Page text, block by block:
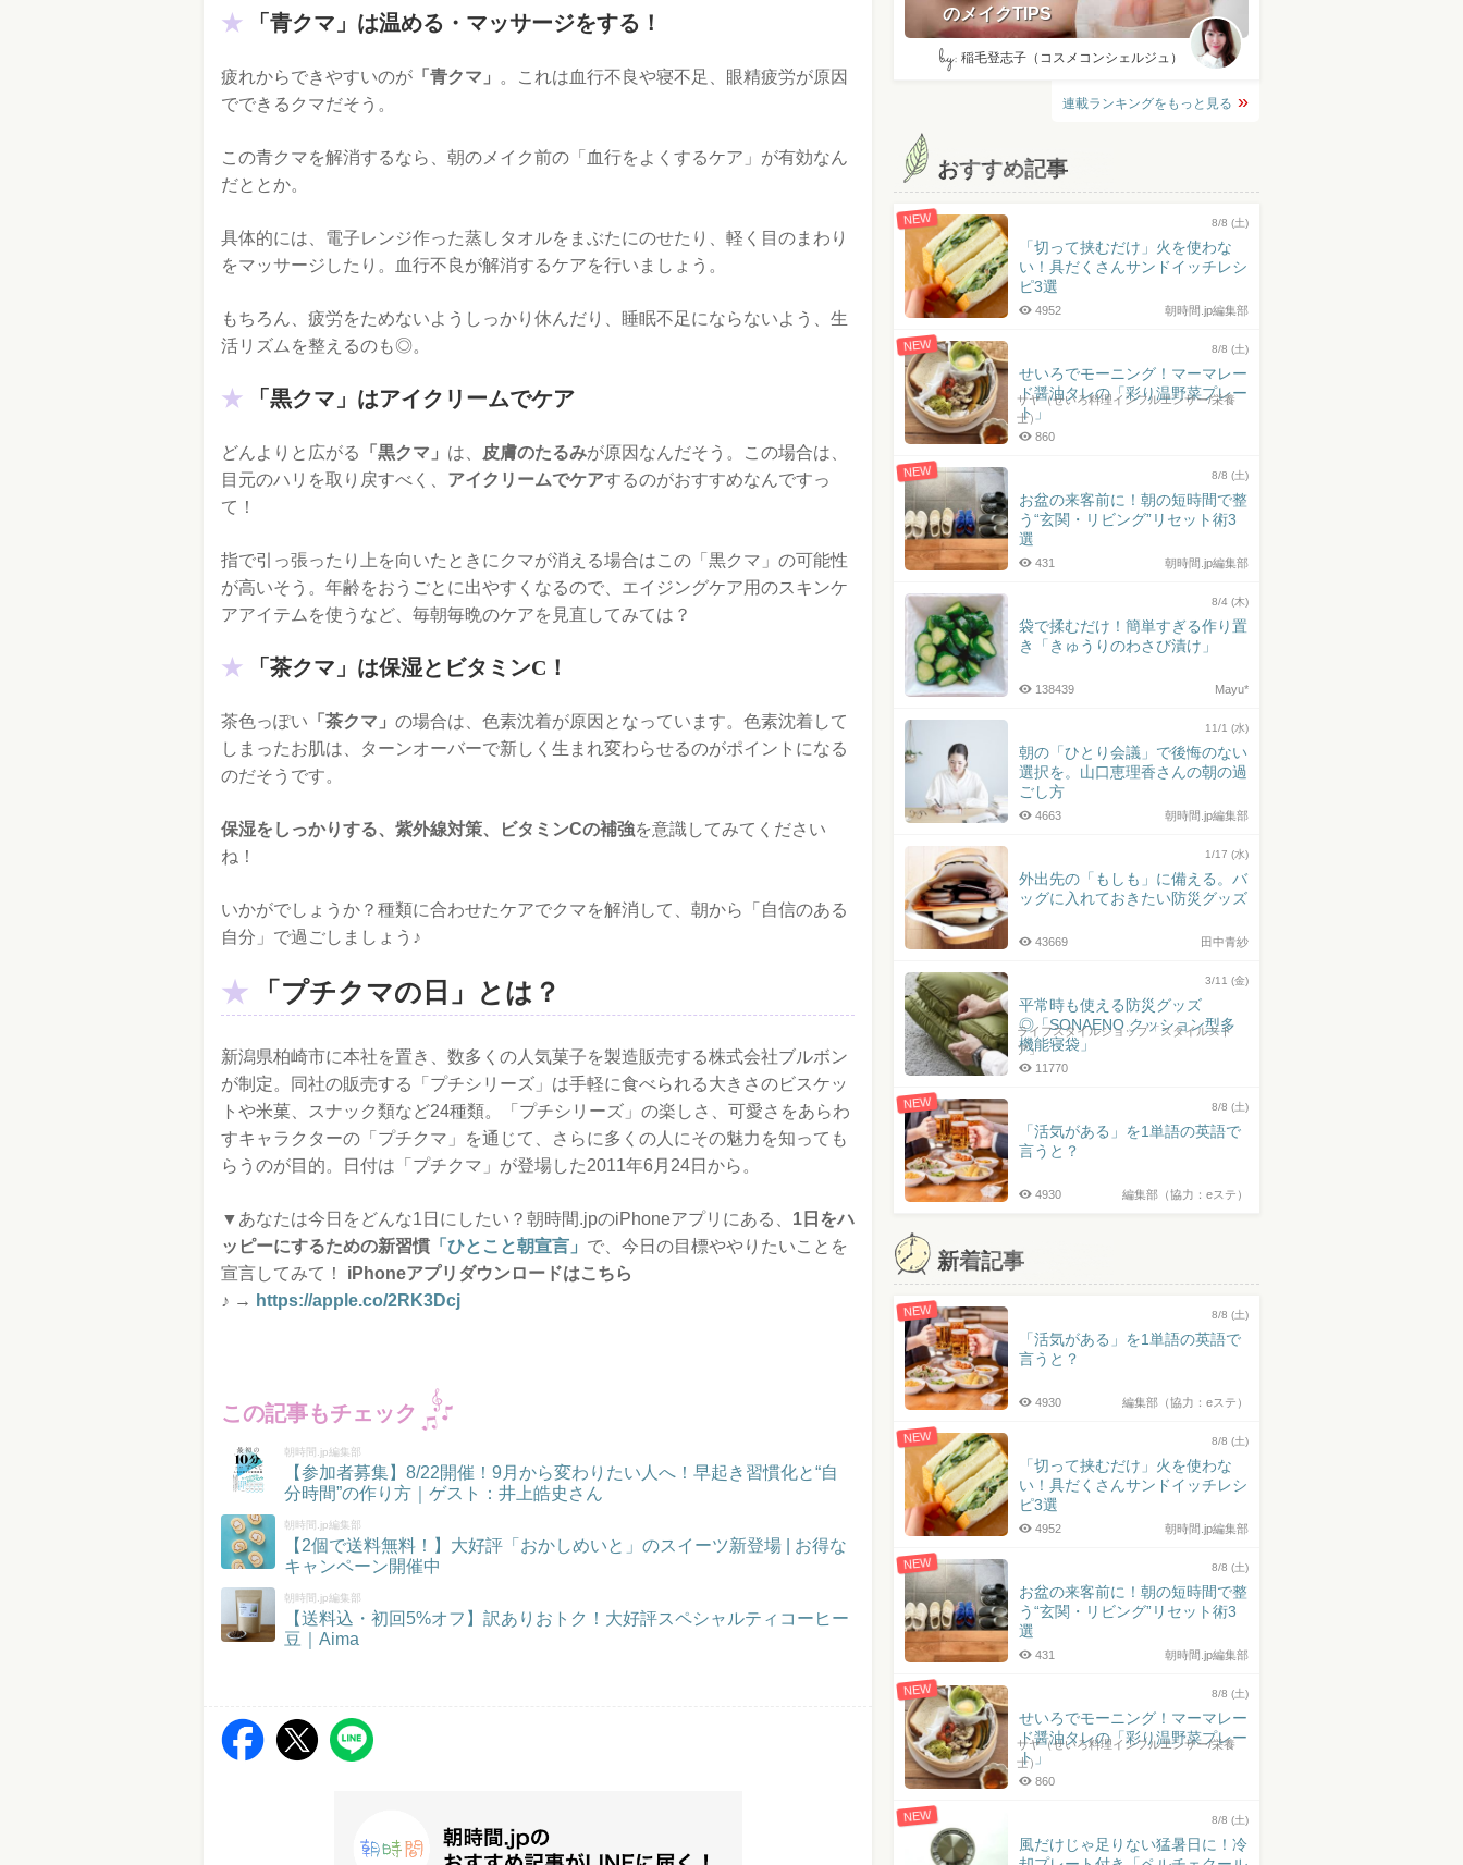
「青クマ」は温める・マッサージをする！
疲れからできやすいのが 「青クマ」
。これは血行不良や寝不足、眼精疲労が原因
でできるクマだそう。
この青クマを解消するなら、朝のメイク前の「血行をよくするケア」が有効なん
だととか。
具体的には、電子レンジ作った蒸しタオルをまぶたにのせたり、軽く目のまわり
をマッサージしたり。血行不良が解消するケアを行いましょう。
もちろん、疲労をためないようしっかり休んだり、睡眠不足にならないよう、生
活リズムを整えるのも◎。
「黒クマ」はアイクリームでケア
どんよりと広がる 「黒クマ」 は、 皮膚のたるみが原因なんだそう。この場合は、
目元のハリを取り戻すべく、 アイクリームでケアするのがおすすめなんですっ
て！
指で引っ張ったり上を向いたときにクマが消える場合はこの「黒クマ」の可能性
が高いそう。年齢をおうごとに出やすくなるので、エイジングケア用のスキンケ
アアイテムを使うなど、毎朝毎晩のケアを見直してみては？
「茶クマ」は保湿とビタミンC！
茶色っぽい 「茶クマ」 の場合は、色素沈着が原因となっています。色素沈着して
しまったお肌は、ターンオーバーで新しく生まれ変わらせるのがポイントになる
のだそうです。
保湿をしっかりする、紫外線対策、ビタミンCの補強を意識してみてください
ね！
いかがでしょうか？種類に合わせたケアでクマを解消して、朝から「自信のある
自分」で過ごしましょう♪
「プチクマの日」とは？
新潟県柏崎市に本社を置き、数多くの人気菓子を製造販売する株式会社ブルボン
が制定。同社の販売する「プチシリーズ」は手軽に食べられる大きさのビスケッ
トや米菓、スナック類など24種類。「プチシリーズ」の楽しさ、可愛さをあらわ
すキャラクターの「プチクマ」を通じて、さらに多くの人にその魅力を知っても
らうのが目的。日付は「プチクマ」が登場した2011年6月24日から。
▼あなたは今日をどんな1日にしたい？朝時間.jpのiPhoneアプリにある、 1日をハ
ッピーにするための新習慣 「ひとこと朝宣言」 で、今日の目標ややりたいことを
宣言してみて！
iPhoneアプリダウンロードはこちら
♪ → https://apple.co/2RK3Dcj
この記事もチェック
朝時間.jp編集部
【参加者募集】8/22開催！9月から変わりたい人へ！早起き習慣化と“自
分時間”の作り方｜ゲスト：井上皓史さん
朝時間.jp編集部
【2個で送料無料！】大好評「おかしめいと」のスイーツ新登場 | お得な
キャンペーン開催中
朝時間.jp編集部
【送料込・初回5%オフ】訳ありおトク！大好評スペシャルティコーヒー
豆｜Aima
のメイクTIPS
by: 稲毛登志子（コスメコンシェルジュ）
連載ランキングをもっと見る
おすすめ記事
NEW 8/8 (土)
「切って挟むだけ」火を使わな
い！具だくさんサンドイッチレシ
ピ3選
朝時間.jp編集部
4952
NEW 8/8 (土)
せいろでモーニング！マーマレー
ド醤油タレの「彩り温野菜プレー
ト」
サヤ（せいろ料理インフルエンサー/栄養
士）
860
NEW 8/8 (土)
お盆の来客前に！朝の短時間で整
う“玄関・リビング”リセット術3
選
朝時間.jp編集部
431
8/4 (木)
袋で揉むだけ！簡単すぎる作り置
き「きゅうりのわさび漬け」
Mayu*
138439
11/1 (水)
朝の「ひとり会議」で後悔のない
選択を。山口恵理香さんの朝の過
ごし方
朝時間.jp編集部
4663
1/17 (水)
外出先の「もしも」に備える。バ
ッグに入れておきたい防災グッズ
田中青紗
43669
3/11 (金)
平常時も使える防災グッズ
◎「SONAENO クッション型多
機能寝袋」
ライフスタイルショップ「スタイルスト
ア」
11770
NEW 8/8 (土)
「活気がある」を1単語の英語で
言うと？
編集部（協力：eステ）
4930
新着記事
NEW 8/8 (土)
「活気がある」を1単語の英語で
言うと？
編集部（協力：eステ）
4930
NEW 8/8 (土)
「切って挟むだけ」火を使わな
い！具だくさんサンドイッチレシ
ピ3選
朝時間.jp編集部
4952
NEW 8/8 (土)
お盆の来客前に！朝の短時間で整
う“玄関・リビング”リセット術3
選
朝時間.jp編集部
431
NEW 8/8 (土)
せいろでモーニング！マーマレー
ド醤油タレの「彩り温野菜プレー
ト」
サヤ（せいろ料理インフルエンサー/栄養
士）
860
NEW 8/8 (土)
風だけじゃ足りない猛暑日に！冷